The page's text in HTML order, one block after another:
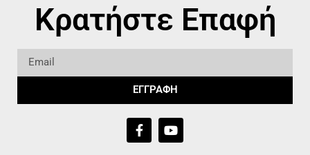
Κρατήστε Επαφή
ΕΓΓΡΑΦΗ